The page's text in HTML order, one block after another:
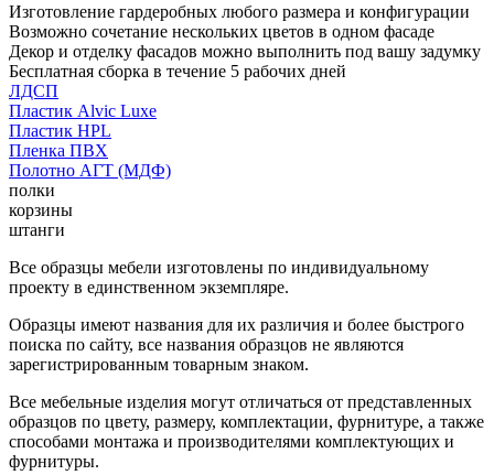
Изготовление гардеробных любого размера и конфигурации
Возможно сочетание нескольких цветов в одном фасаде
Декор и отделку фасадов можно выполнить под вашу задумку
Бесплатная сборка в течение 5 рабочих дней
ЛДСП
Пластик Alvic Luxe
Пластик HPL
Пленка ПВХ
Полотно АГТ (МДФ)
полки
корзины
штанги
Все образцы мебели изготовлены по индивидуальному
проекту в единственном экземпляре.
Образцы имеют названия для их различия и более быстрого
поиска по сайту, все названия образцов не являются
зарегистрированным товарным знаком.
Все мебельные изделия могут отличаться от представленных
образцов по цвету, размеру, комплектации, фурнитуре, а также
способами монтажа и производителями комплектующих и
фурнитуры.